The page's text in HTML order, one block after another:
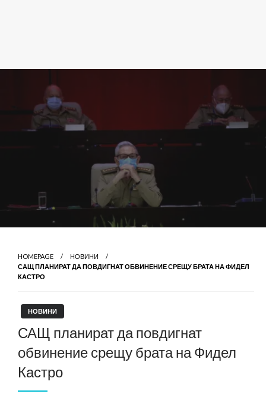
HOMEPAGE
НОВИНИ
САЩ ПЛАНИРАТ ДА ПОВДИГНАТ ОБВИНЕНИЕ СРЕЩУ БРАТА НА ФИДЕЛ
КАСТРО
НОВИНИ
САЩ планират да повдигнат
обвинение срещу брата на Фидел
Кастро